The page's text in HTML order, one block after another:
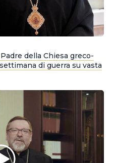
della Chiesa greco-
di guerra su vasta